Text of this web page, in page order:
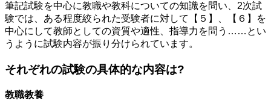
筆記試験を中心に教職や教科についての知識を問い、2次試
験では、ある程度絞られた受験者に対して【５】、【６】を
中心にして教師としての資質や適性、指導力を問う……とい
うように試験内容が振り分けられています。
それぞれの試験の具体的な内容は?
教職教養